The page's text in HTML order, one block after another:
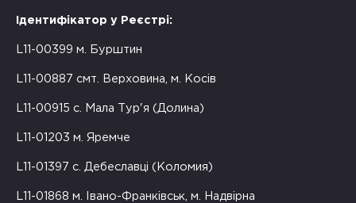
Ідентифікатор у Реєстрі:
L11-00399 м. Бурштин
L11-00887 смт. Верховина, м. Косів
L11-00915 с. Мала Тур'я (Долина)
L11-01203 м. Яремче
L11-01397 с. Дебеславці (Коломия)
L11-01868 м. Івано-Франківськ, м. Надвірна